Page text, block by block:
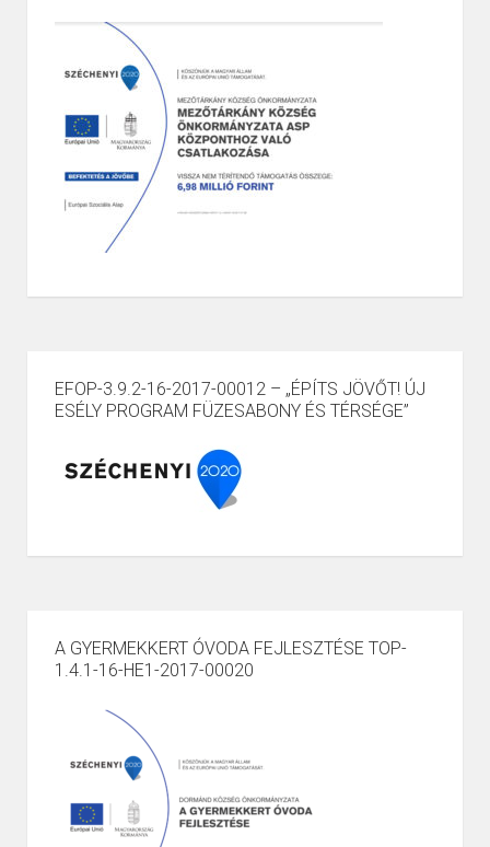
EFOP-3.9.2-16-2017-00012 – „ÉPÍTS JÖVŐT! ÚJ
ESÉLY PROGRAM FÜZESABONY ÉS TÉRSÉGE”
A GYERMEKKERT ÓVODA FEJLESZTÉSE TOP-
1.4.1-16-HE1-2017-00020